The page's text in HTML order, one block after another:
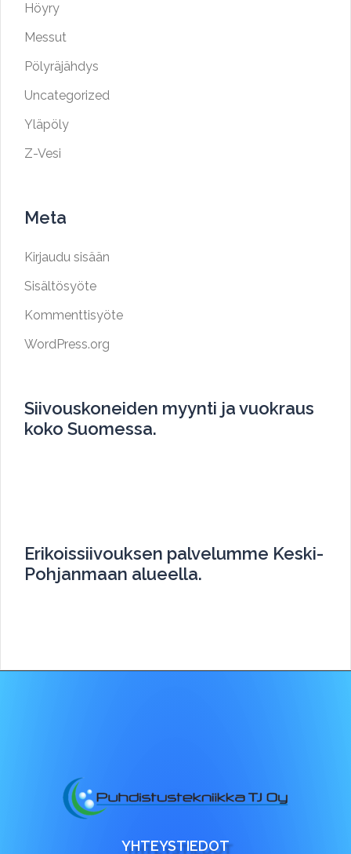
Höyry
Messut
Pölyräjähdys
Uncategorized
Yläpöly
Z-Vesi
Meta
Kirjaudu sisään
Sisältösyöte
Kommenttisyöte
WordPress.org
Siivouskoneiden myynti ja vuokraus
koko Suomessa.
Erikoissiivouksen palvelumme Keski-
Pohjanmaan alueella.
YHTEYSTIEDOT